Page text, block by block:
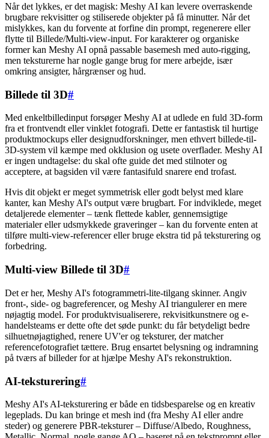
Når det lykkes, er det magisk: Meshy AI kan levere overraskende
brugbare rekvisitter og stiliserede objekter på få minutter. Når det
mislykkes, kan du forvente at forfine din prompt, regenerere eller
flytte til Billede/Multi-view-input. For karakterer og organiske
former kan Meshy AI opnå passable basemesh med auto-rigging,
men teksturerne har nogle gange brug for mere arbejde, især
omkring ansigter, hårgrænser og hud.
Billede til 3D#
Med enkeltbilledinput forsøger Meshy AI at udlede en fuld 3D-form
fra et frontvendt eller vinklet fotografi. Dette er fantastisk til hurtige
produktmockups eller designudforskninger, men ethvert billede-til-
3D-system vil kæmpe med okklusion og usete overflader. Meshy AI
er ingen undtagelse: du skal ofte guide det med stilnoter og
acceptere, at bagsiden vil være fantasifuld snarere end trofast.
Hvis dit objekt er meget symmetrisk eller godt belyst med klare
kanter, kan Meshy AI's output være brugbart. For indviklede, meget
detaljerede elementer – tænk flettede kabler, gennemsigtige
materialer eller udsmykkede graveringer – kan du forvente enten at
tilføre multi-view-referencer eller bruge ekstra tid på teksturering og
forbedring.
Multi-view Billede til 3D#
Det er her, Meshy AI's fotogrammetri-lite-tilgang skinner. Angiv
front-, side- og bagreferencer, og Meshy AI triangulerer en mere
nøjagtig model. For produktvisualiserere, rekvisitkunstnere og e-
handelsteams er dette ofte det søde punkt: du får betydeligt bedre
silhuetnøjagtighed, renere UV'er og teksturer, der matcher
referencefotografiet tættere. Brug ensartet belysning og indramning
på tværs af billeder for at hjælpe Meshy AI's rekonstruktion.
AI-teksturering#
Meshy AI's AI-teksturering er både en tidsbesparelse og en kreativ
legeplads. Du kan bringe et mesh ind (fra Meshy AI eller andre
steder) og generere PBR-teksturer – Diffuse/Albedo, Roughness,